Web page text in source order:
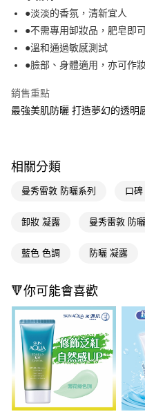
【「AFTEE先享後付」結帳流程】
１．於結帳方式選擇「AFTEE先
結帳頁面，進行簡訊認證並確認金
２．訂單成立數日內，您將收到繳
３．收到繳費通知簡訊後14天內
ATM／網路銀行／等多元方式進行
購買商品的店家。未經商家同意取
後付繳納相關費用。
【注意事項】
易，需依本服務之必要範圍內提
２．關於個人資料處理事宜，請瀏
「AFTEE先享後付」，若未經同
時審查核予不同之上限額度；若仍
請求用戶進行身份認證。
５．嚴禁一人註冊多個帳號或使
恩沛科技股份有限公司將有權停
每筆NT$65，滿NT$390(含以
付款後全家取貨
每筆NT$65，滿NT$390(含以
每筆NT$65，滿NT$490(含以上
7-11取貨付款
每筆NT$65，滿NT$490(含以
每筆NT$65，滿NT$490(含以
宅配(本島)
付款後寶雅門市自取(由倉庫統
每筆NT$80，滿NT$290(含以
●淡淡的香氛，清新宜人
●不需專用卸妝品，肥皂即
●溫和通過敏感測試
●臉部、身體適用，亦可作
銷售重點
最強美肌防曬 打造夢幻的透明
相關分類
曼秀雷敦 防曬系列 口
卸妝 凝露 曼秀雷敦 防曬
藍色 色調 防曬 凝露
🔻你可能會喜歡